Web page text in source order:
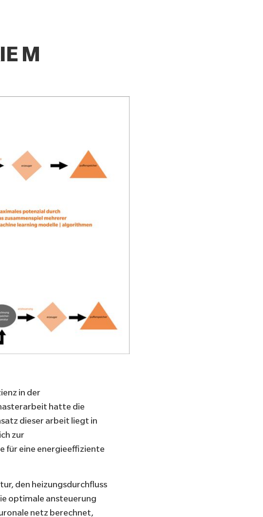
M
in der
hatte die
dieser arbeit liegt in
zur
für eine energieeffiziente
den heizungsdurchfluss
optimale ansteuerung
netz berechnet,